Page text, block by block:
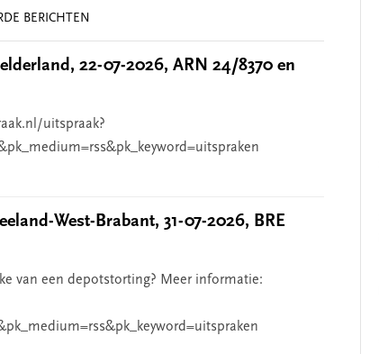
BERICHTEN
22-07-2026, ARN 24/8370 en
uitspraak?
West-Brabant, 31-07-2026, BRE
van een depotstorting? Meer informatie: